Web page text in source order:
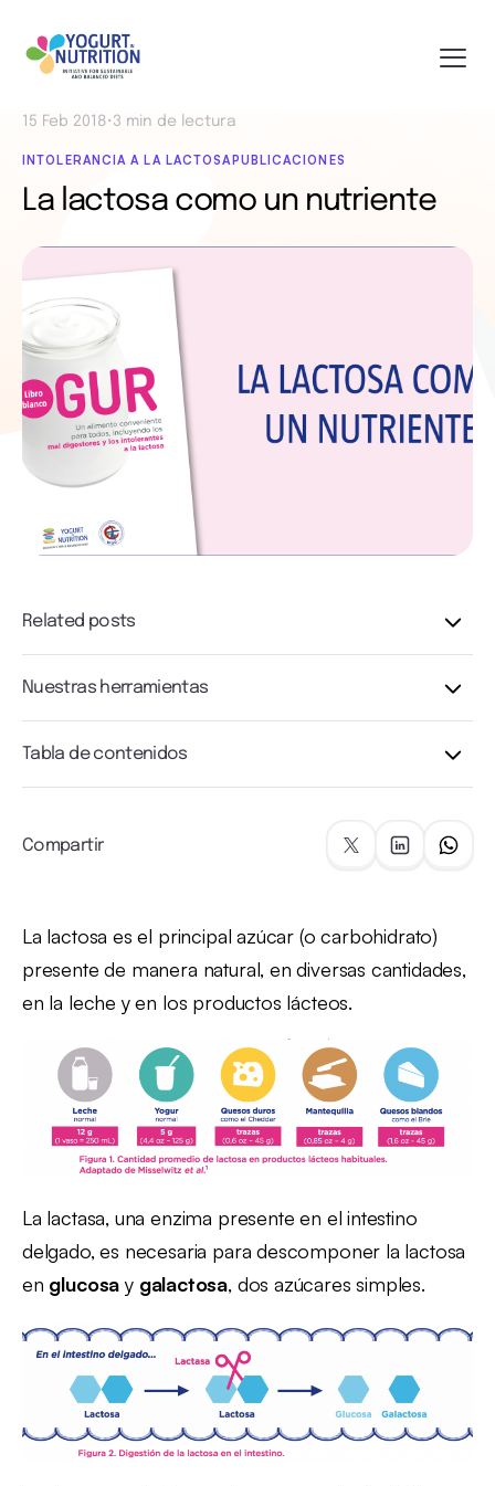
15 Feb 2018• 3 min de lectura
INTOLERANCIA A LA LACTOSA PUBLICACIONES
La lactosa como un nutriente
Related posts
Nuestras herramientas
Tabla de contenidos
Compartir
La lactosa es el principal azúcar (o carbohidrato)
presente de manera natural, en diversas cantidades,
en la leche y en los productos lácteos.
La lactasa, una enzima presente en el intestino
delgado, es necesaria para descomponer la lactosa
en glucosa y galactosa, dos azúcares simples.